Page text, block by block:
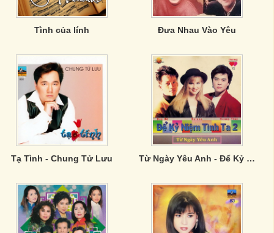
Tình của lính Đưa Nhau Vào Yêu
Tạ Tình - Chung Tử Lưu Từ Ngày Yêu Anh - Để Kỷ Niệm Tình Ta 2